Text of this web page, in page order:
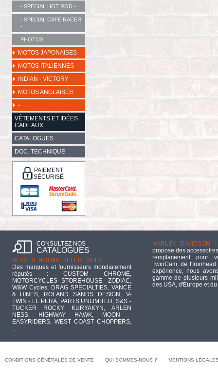
- SPECIAL HOT ROD -
- SPECIAL CAFE RACER
-
PHOTOS
MOTOS JAPONAISES
MOTOS ITALIENNES
INDIAN - VICTORY
MOTOS ANGLAISES
-
VÊTEMENTS ET IDÉES
CADEAUX
CATALOGUES
DOC. TECHNIQUE
PAIEMENT
SÉCURISÉ
CONSULTEZ NOS
CATALOGUES
PLUS DE 900 000 RÉFÉRENCES :
Des marques et fournisseurs mondialement
réputés : CUSTOM CHROME,
MOTORCYCLES STOREHOUSE, ZODIAC,
W&W Cycles, DRAG SPECIALTIES, VANCE
& HINES, ROLAND SANDS DESIGN, V-
TWIN - LE PERA, PARTS UNLIMITED, S&S -
TUCKER ROCKY, KURYAKYN, ARLEN
NESS, HIGHWAY HAWK, MOON -
EASYRIDERS, WEST COAST CHOPPERS,
...
HARLEY DAVIDSON :
propose des
remplacement pour
TwinCam, de
expérience, nous
gamme de plusieurs
des USA, d'Europe et
CONDITIONS GÉNÉRALES DE VENTE QUI SOMMES-NOUS ? MENTIONS